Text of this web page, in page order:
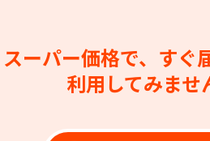
スーパー価格で、すぐ
利用してみませ